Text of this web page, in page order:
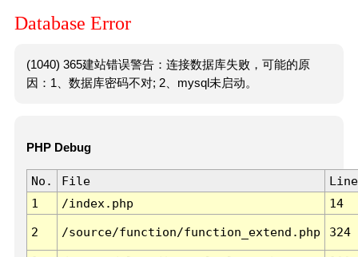
Database Error
(1040) 365建站错误警告：连接数据库失败，可能的原
因：1、数据库密码不对; 2、mysql未启动。
PHP Debug
No. File
Line
1
/index.php 14
2 /source/function/function_extend.php 324